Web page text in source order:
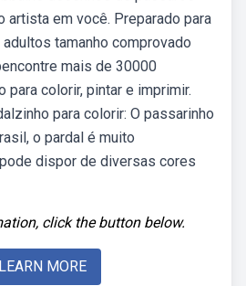
artista em você. Preparado para
tamanho comprovado
mais de 30000
para colorir, pintar e imprimir.
para colorir: O passarinho
o pardal é muito
dispor de diversas cores
click the button below.
LEARN MORE